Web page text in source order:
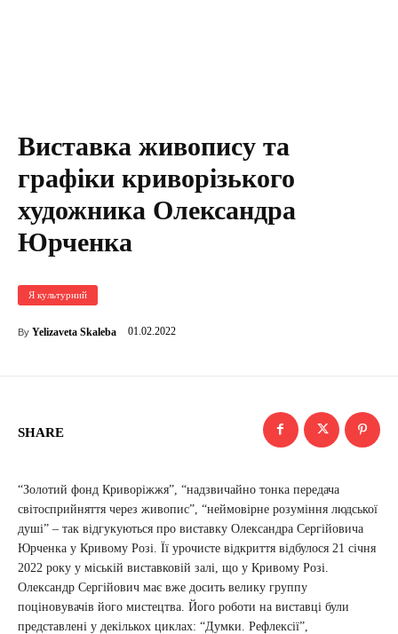
Виставка живопису та
графіки криворізького
художника Олександра
Юрченка
Я культурний
By Yelizaveta Skaleba 01.02.2022
SHARE
“Золотий фонд Криворіжжя”, “надзвичайно тонка передача
світосприйняття через живопис”, “неймовірне розуміння людської
душі” – так відгукуються про виставку Олександра Сергійовича
Юрченка у Кривому Розі. Її урочисте відкриття відбулося 21 січня
2022 року у міській виставковій залі, що у Кривому Розі.
Олександр Сергійович має вже досить велику группу
поціновувачів його мистецтва. Його роботи на виставці були
представлені у декількох циклах: “Думки. Рефлексії”,